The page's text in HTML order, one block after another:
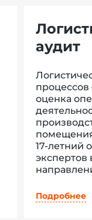
аудит
процессов
оценка
17-летний
экспертов
два
Подробнее